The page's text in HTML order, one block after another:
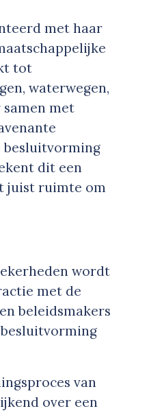
met haar
tot
waterwegen,
samen met
besluitvorming
dit een
juist ruimte om
wordt
met de
beleidsmakers
besluitvorming
van
over een